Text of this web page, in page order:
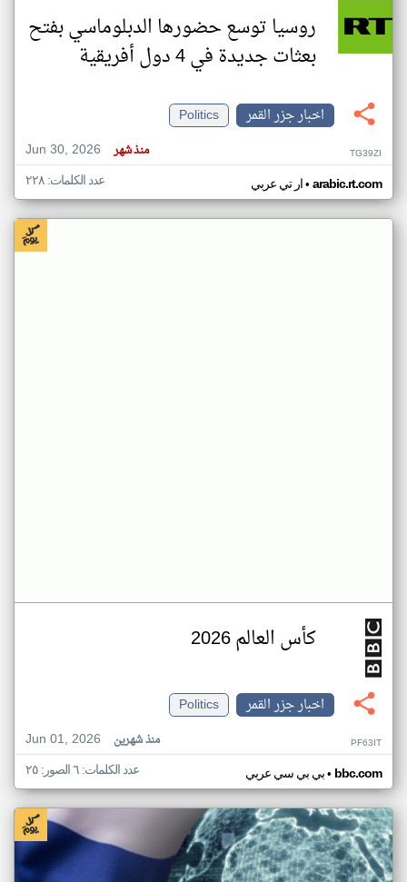
روسيا توسع حضورها الدبلوماسي بفتح
بعثات جديدة في 4 دول أفريقية
اخبار جزر القمر
Politics
Jun 30, 2026
منذ شهر TG39ZI
ار تي عربي• arabic.rt.com عدد الكلمات: ٢٢٨
كأس العالم 2026
اخبار جزر القمر
Politics
Jun 01, 2026
منذ شهرين PF63IT
بي بي سي عربي• bbc.com عدد الكلمات: ٦ الصور: ٢٥